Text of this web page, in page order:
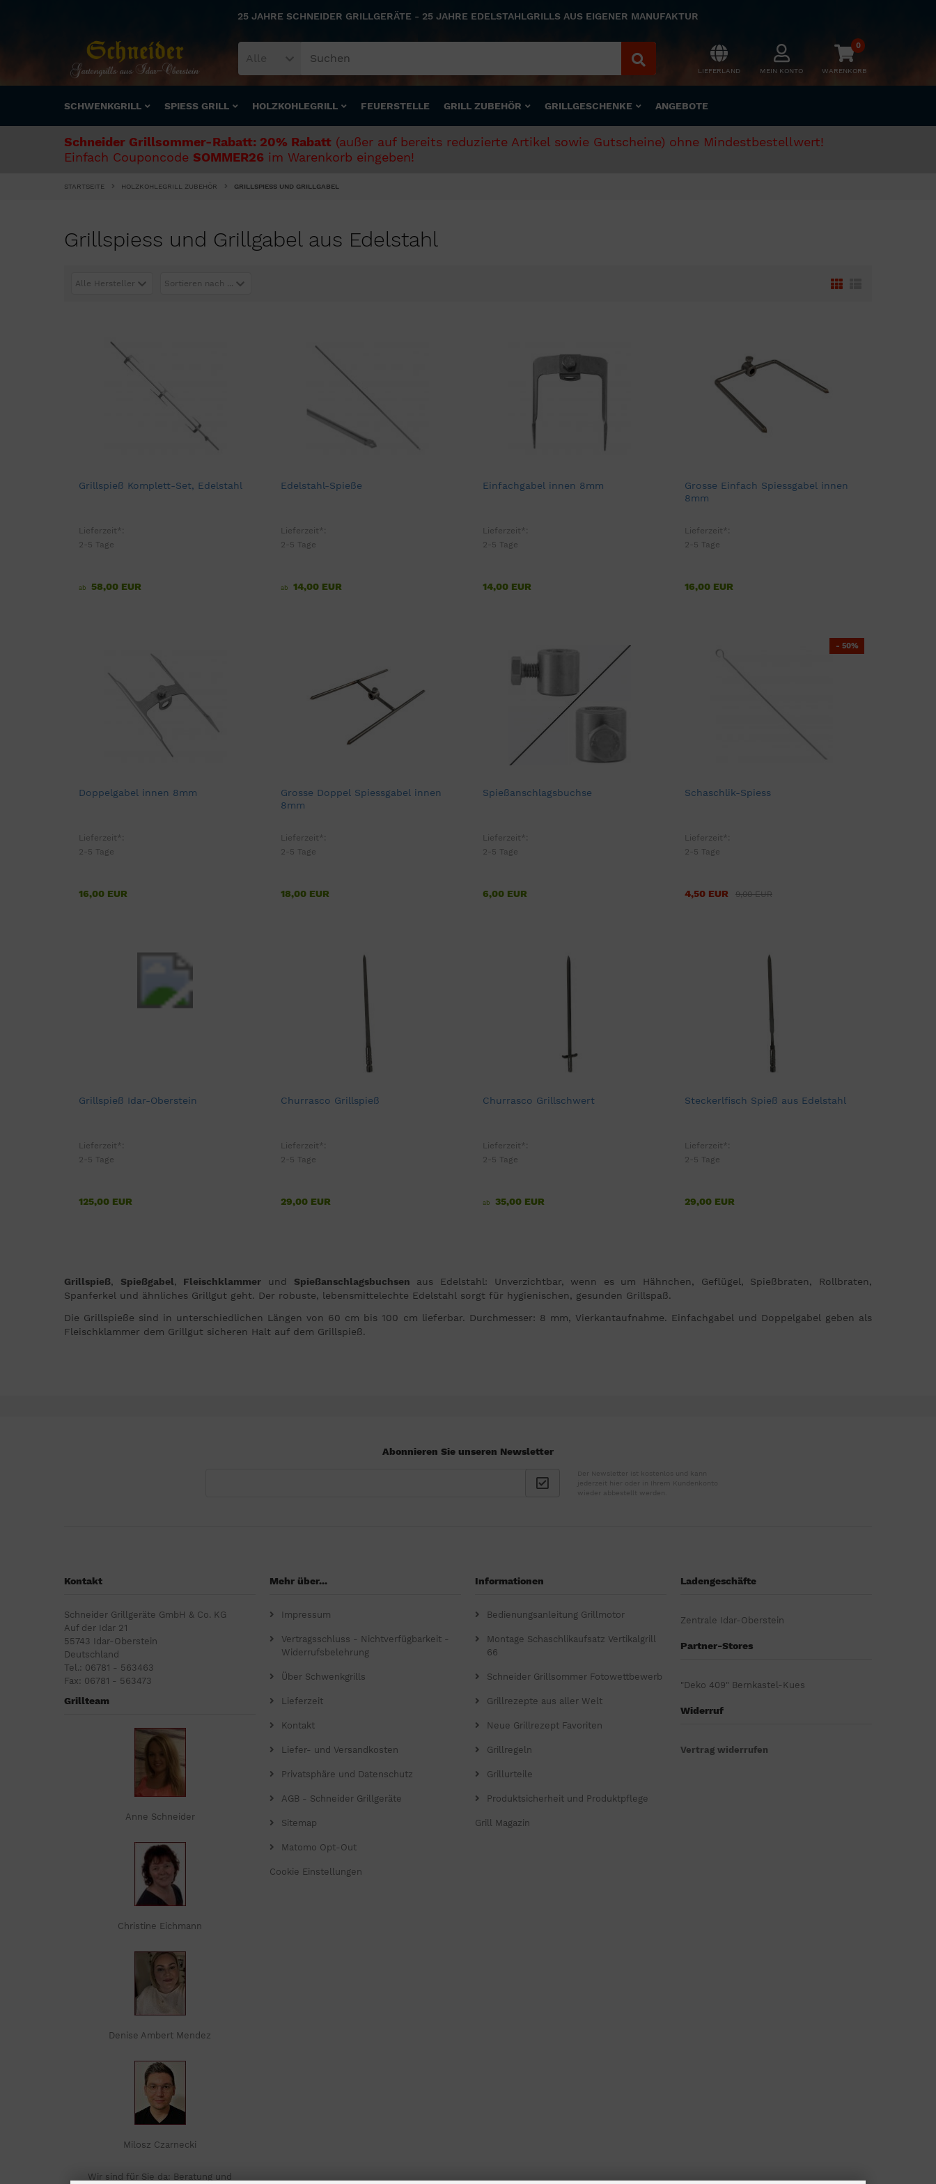
25 JAHRE SCHNEIDER GRILLGERÄTE - 25 JAHRE EDELSTAHLGRILLS AUS EIGENER MANUFAKTUR
Alle
LIEFERLAND MEIN KONTO
0
WARENKORB
SCHWENKGRILL SPIESS GRILL HOLZKOHLEGRILL FEUERSTELLE GRILL ZUBEHÖR GRILLGESCHENKE ANGEBOTE
Schneider Grillsommer-Rabatt: 20% Rabatt (außer auf bereits reduzierte Artikel sowie Gutscheine) ohne Mindestbestellwert!
Einfach Couponcode SOMMER26 im Warenkorb eingeben!
STARTSEITE HOLZKOHLEGRILL ZUBEHÖR GRILLSPIESS UND GRILLGABEL
Grillspiess und Grillgabel aus Edelstahl
Alle Hersteller Sortieren nach ...
Grillspieß Komplett-Set, Edelstahl
Lieferzeit*:
2-5 Tage
ab 58,00 EUR
Edelstahl-Spieße
Lieferzeit*:
2-5 Tage
ab 14,00 EUR
Einfachgabel innen 8mm
Lieferzeit*:
2-5 Tage
14,00 EUR
Grosse Einfach Spiessgabel innen
8mm
Lieferzeit*:
2-5 Tage
16,00 EUR
Doppelgabel innen 8mm
Lieferzeit*:
2-5 Tage
16,00 EUR
Grosse Doppel Spiessgabel innen
8mm
Lieferzeit*:
2-5 Tage
18,00 EUR
Spießanschlagsbuchse
Lieferzeit*:
2-5 Tage
6,00 EUR
Schaschlik-Spiess
Lieferzeit*:
2-5 Tage
4,50 EUR 9,00 EUR
- 50%
Grillspieß Idar-Oberstein
Lieferzeit*:
2-5 Tage
125,00 EUR
Churrasco Grillspieß
Lieferzeit*:
2-5 Tage
29,00 EUR
Churrasco Grillschwert
Lieferzeit*:
2-5 Tage
ab 35,00 EUR
Steckerlfisch Spieß aus Edelstahl
Lieferzeit*:
2-5 Tage
29,00 EUR
Grillspieß, Spießgabel, Fleischklammer und Spießanschlagsbuchsen aus Edelstahl: Unverzichtbar, wenn es um Hähnchen, Geflügel, Spießbraten, Rollbraten,
Spanferkel und ähnliches Grillgut geht. Der robuste, lebensmittelechte Edelstahl sorgt für hygienischen, gesunden Grillspaß.
Die Grillspieße sind in unterschiedlichen Längen von 60 cm bis 100 cm lieferbar. Durchmesser: 8 mm, Vierkantaufnahme. Einfachgabel und Doppelgabel geben als
Fleischklammer dem Grillgut sicheren Halt auf dem Grillspieß.
Abonnieren Sie unseren Newsletter
Der Newsletter ist kostenlos und kann
jederzeit hier oder in Ihrem Kundenkonto
wieder abbestellt werden.
Kontakt
Schneider Grillgeräte GmbH & Co. KG
Auf der Idar 21
55743 Idar-Oberstein
Deutschland
Tel.: 06781 - 563463
Fax: 06781 - 563473
Grillteam
Anne Schneider
Christine Eichmann
Denise Ambert Mendez
Milosz Czarnecki
Wir sind für Sie da: Beratung und
Mehr über...
Impressum
Vertragsschluss - Nichtverfügbarkeit -
Widerrufsbelehrung
Über Schwenkgrills
Lieferzeit
Kontakt
Liefer- und Versandkosten
Privatsphäre und Datenschutz
AGB - Schneider Grillgeräte
Sitemap
Matomo Opt-Out
Cookie Einstellungen
Informationen
Bedienungsanleitung Grillmotor
Montage Schaschlikaufsatz Vertikalgrill
66
Schneider Grillsommer Fotowettbewerb
Grillrezepte aus aller Welt
Neue Grillrezept Favoriten
Grillregeln
Grillurteile
Produktsicherheit und Produktpflege
Grill Magazin
Ladengeschäfte
Zentrale Idar-Oberstein
Partner-Stores
"Deko 409" Bernkastel-Kues
Widerruf
Vertrag widerrufen